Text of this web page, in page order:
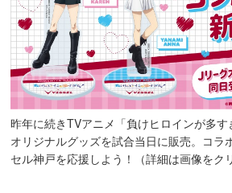
昨年に続きTVアニメ「負けヒロインが多
オリジナルグッズを試合当日に販売。コラ
セル神戸を応援しよう！（詳細は画像をク